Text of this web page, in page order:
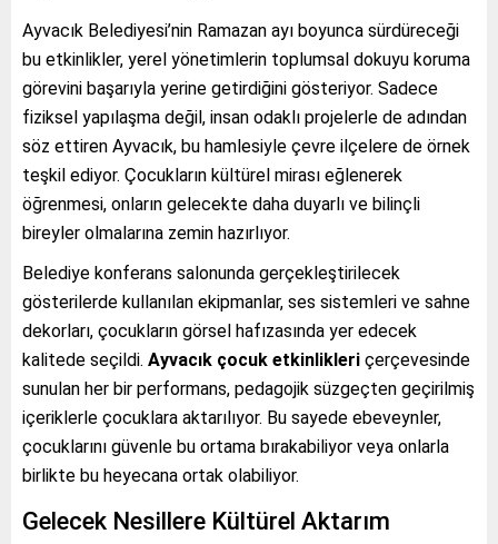
Ayvacık Belediyesi’nin Ramazan ayı boyunca sürdüreceği
bu etkinlikler, yerel yönetimlerin toplumsal dokuyu koruma
görevini başarıyla yerine getirdiğini gösteriyor. Sadece
fiziksel yapılaşma değil, insan odaklı projelerle de adından
söz ettiren Ayvacık, bu hamlesiyle çevre ilçelere de örnek
teşkil ediyor. Çocukların kültürel mirası eğlenerek
öğrenmesi, onların gelecekte daha duyarlı ve bilinçli
bireyler olmalarına zemin hazırlıyor.
Belediye konferans salonunda gerçekleştirilecek
gösterilerde kullanılan ekipmanlar, ses sistemleri ve sahne
dekorları, çocukların görsel hafızasında yer edecek
kalitede seçildi. Ayvacık çocuk etkinlikleri çerçevesinde
sunulan her bir performans, pedagojik süzgeçten geçirilmiş
içeriklerle çocuklara aktarılıyor. Bu sayede ebeveynler,
çocuklarını güvenle bu ortama bırakabiliyor veya onlarla
birlikte bu heyecana ortak olabiliyor.
Gelecek Nesillere Kültürel Aktarım